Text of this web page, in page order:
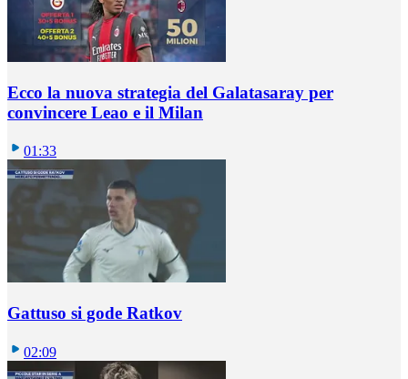
Ecco la nuova strategia del Galatasaray per
convincere Leao e il Milan
01:33
Gattuso si gode Ratkov
02:09